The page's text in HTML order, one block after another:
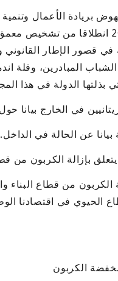
بريادة الأعمال
الصغر والصغيرة والمتوسطة للفترة ما بين 2025-
قصور الإطار القانوني
المبادرين، وقلة
بذلتها الدولة في هذا
في الخارج بيانا
بيانا عن الحالة في الداخل.
بإزالة الكربون من
من قطاع البناء
الحيوي في اقتصادنا
الكربون